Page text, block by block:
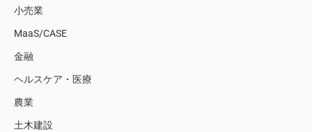
小売業
MaaS/CASE
金融
ヘルスケア・医療
農業
土木建設